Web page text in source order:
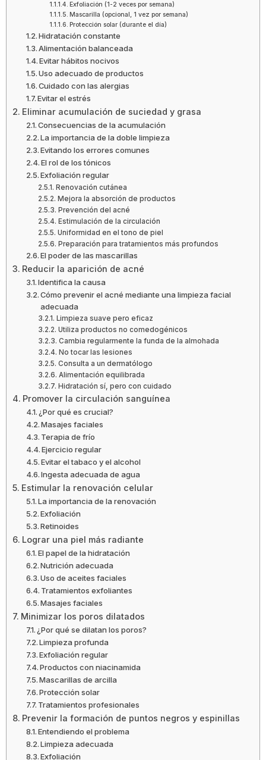
Exfoliación (1-2 veces por semana)
Mascarilla (opcional, 1 vez por semana)
Protección solar (durante el día)
Hidratación constante
Alimentación balanceada
Evitar hábitos nocivos
Uso adecuado de productos
Cuidado con las alergias
Evitar el estrés
Eliminar acumulación de suciedad y grasa
Consecuencias de la acumulación
La importancia de la doble limpieza
Evitando los errores comunes
El rol de los tónicos
Exfoliación regular
Renovación cutánea
Mejora la absorción de productos
Prevención del acné
Estimulación de la circulación
Uniformidad en el tono de piel
Preparación para tratamientos más profundos
El poder de las mascarillas
Reducir la aparición de acné
Identifica la causa
Cómo prevenir el acné mediante una limpieza facial
adecuada
Limpieza suave pero eficaz
Utiliza productos no comedogénicos
Cambia regularmente la funda de la almohada
No tocar las lesiones
Consulta a un dermatólogo
Alimentación equilibrada
Hidratación sí, pero con cuidado
Promover la circulación sanguínea
¿Por qué es crucial?
Masajes faciales
Terapia de frío
Ejercicio regular
Evitar el tabaco y el alcohol
Ingesta adecuada de agua
Estimular la renovación celular
La importancia de la renovación
Exfoliación
Retinoides
Lograr una piel más radiante
El papel de la hidratación
Nutrición adecuada
Uso de aceites faciales
Tratamientos exfoliantes
Masajes faciales
Minimizar los poros dilatados
¿Por qué se dilatan los poros?
Limpieza profunda
Exfoliación regular
Productos con niacinamida
Mascarillas de arcilla
Protección solar
Tratamientos profesionales
Prevenir la formación de puntos negros y espinillas
Entendiendo el problema
Limpieza adecuada
Exfoliación